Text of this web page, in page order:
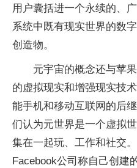
用户囊括进一个永续的、
系统中既有现实世界的数
创造物。
元宇宙的概念还与苹
的虚拟现实和增强现实技
能手机和移动互联网的后
们认为元世界是一个虚拟
集在一起玩、工作和社交
Facebook公司称自己创建